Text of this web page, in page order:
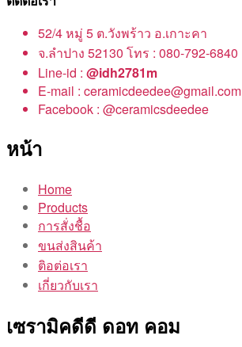
52/4 หมู่ 5 ต.วังพร้าว อ.เกาะคา
จ.ลำปาง 52130 โทร : 080-792-6840
Line-id : @idh2781m
E-mail : ceramicdeedee@gmail.com
Facebook : @ceramicsdeedee
หน้า
Home
Products
การสั่งชื้อ
ขนส่งสินค้า
ติอต่อเรา
เกี่ยวกับเรา
เซรามิคดีดี ดอท คอม